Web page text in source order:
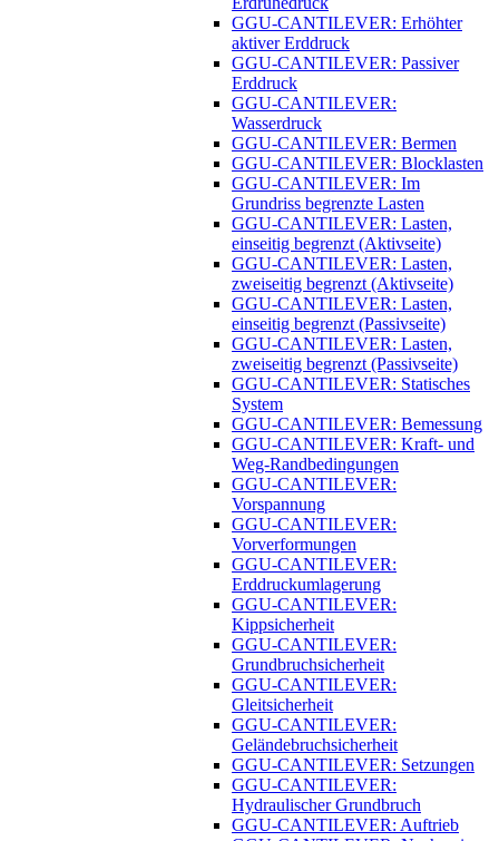
GGU-CANTILEVER: Erhöhter
aktiver Erddruck
GGU-CANTILEVER: Passiver
Erddruck
GGU-CANTILEVER:
Wasserdruck
GGU-CANTILEVER: Bermen
GGU-CANTILEVER: Blocklasten
GGU-CANTILEVER: Im
Grundriss begrenzte Lasten
GGU-CANTILEVER: Lasten,
einseitig begrenzt (Aktivseite)
GGU-CANTILEVER: Lasten,
zweiseitig begrenzt (Aktivseite)
GGU-CANTILEVER: Lasten,
einseitig begrenzt (Passivseite)
GGU-CANTILEVER: Lasten,
zweiseitig begrenzt (Passivseite)
GGU-CANTILEVER: Statisches
System
GGU-CANTILEVER: Bemessung
GGU-CANTILEVER: Kraft- und
Weg-Randbedingungen
GGU-CANTILEVER:
Vorspannung
GGU-CANTILEVER:
Vorverformungen
GGU-CANTILEVER:
Erddruckumlagerung
GGU-CANTILEVER:
Kippsicherheit
GGU-CANTILEVER:
Grundbruchsicherheit
GGU-CANTILEVER:
Gleitsicherheit
GGU-CANTILEVER:
Geländebruchsicherheit
GGU-CANTILEVER: Setzungen
GGU-CANTILEVER:
Hydraulischer Grundbruch
GGU-CANTILEVER: Auftrieb